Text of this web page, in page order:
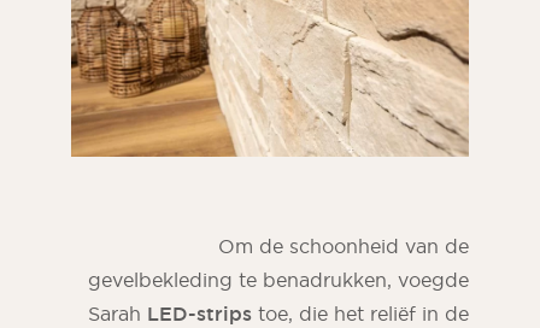
Om de schoonheid van de
gevelbekleding te benadrukken, voegde
Sarah LED-strips toe, die het reliëf in de